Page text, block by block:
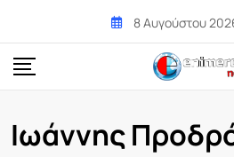
content
8 Αυγούστου
Ιωάννης